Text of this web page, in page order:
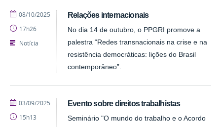
Relações internacionais
No dia 14 de outubro, o PPGRI promove a
palestra “Redes transnacionais na crise e na
resistência democráticas: lições do Brasil
contemporâneo”.
publicado
08/10/2025
17h26
Notícia
Evento sobre direitos trabalhistas
Seminário "O mundo do trabalho e o Acordo
publicado
03/09/2025
15h13